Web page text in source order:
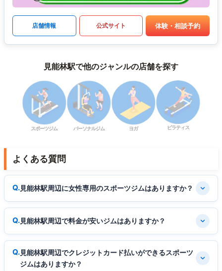
店舗情報 公式サイト 体験・相談予約
見能林駅で他のジャンルの店舗を探す
スポーツジム パーソナルジム ヨガ ピラティス
よくある質問
見能林駅周辺に女性専用のスポーツジムはありますか？
見能林駅周辺で料金が安いジムはありますか？
見能林駅周辺でクレジットカード払いができるスポーツ
ジムはありますか？